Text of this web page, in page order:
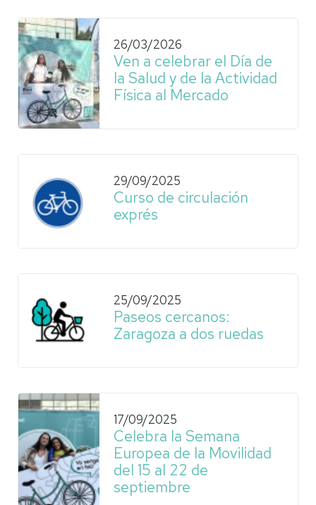
26/03/2026
Ven a celebrar el Día de
la Salud y de la Actividad
Física al Mercado
29/09/2025
Curso de circulación
exprés
25/09/2025
Paseos cercanos:
Zaragoza a dos ruedas
17/09/2025
Celebra la Semana
Europea de la Movilidad
del 15 al 22 de
septiembre